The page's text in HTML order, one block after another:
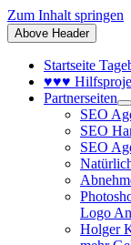
Zum Inhalt springen
Above Header
Startseite
♥♥♥
Partnerseiten
SEO
SEO
SEO
Logo
Holger